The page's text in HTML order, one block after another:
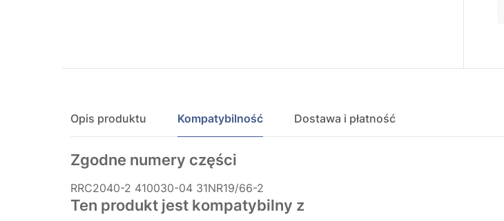
Opis produktu Kompatybilność Dostawa i płatność
Zgodne numery części
RRC2040-2 410030-04 31NR19/66-2
Ten produkt jest kompatybilny z